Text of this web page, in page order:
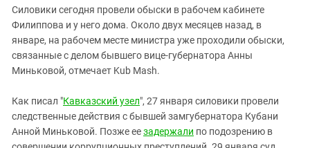
Силовики сегодня провели обыски в рабочем кабинете
Филиппова и у него дома. Около двух месяцев назад, в
январе, на рабочем месте министра уже проходили обыски,
связанные с делом бывшего вице-губернатора Анны
Миньковой, отмечает Kub Mash.
Как писал "Кавказский узел", 27 января силовики провели
следственные действия с бывшей замгубернатора Кубани
Анной Миньковой. Позже еезадержали по подозрению в